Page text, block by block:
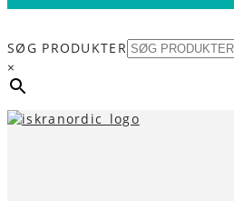
SØG PRODUKTER
×